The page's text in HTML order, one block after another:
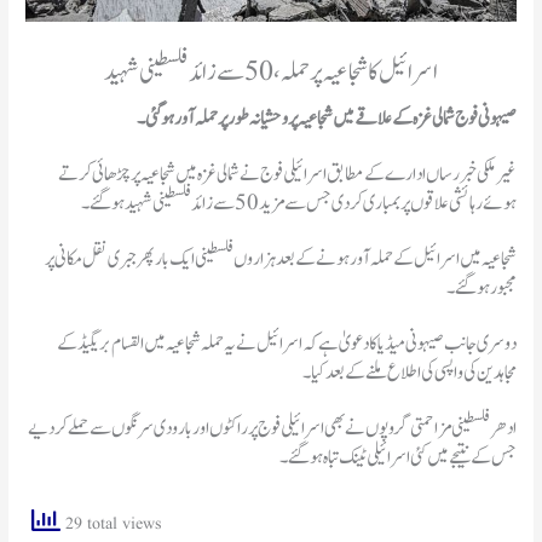
اسرائیل کا شجاعیہ پر حملہ، 50 سے زائد فلسطینی شہید
صیہونی فوج شمالی غزہ کے علاقے میں شجاعیہ پر وحشیانہ طور پر حملہ آور ہوگئی ۔
غیر ملکی خبر رساں ادارے کے مطابق اسرائیلی فوج نے شمالی غزہ میں شجاعیہ پر چڑھائی کرتے
ہوئے رہائشی علاقوں پر بمباری کردی جس سے مزید 50 سے زائد فلسطینی شہید ہوگئے۔
شجاعیہ میں اسرائیل کے حملہ آور ہونے کے بعد ہزاروں فلسطینی ایک بار پھر جبری نقل مکانی پر
مجبور ہوگئے۔
دوسری جانب صیہونی میڈیا کا دعویٰ ہے کہ اسرائیل نے یہ حملہ شجاعیہ میں القسام بریگیڈ کے
مجاہدین کی واپسی کی اطلاع ملنے کے بعد کیا۔
ادھر فلسطینی مزاحمتی گروپوں نے بھی اسرائیلی فوج پر راکٹوں اور بارودی سرنگوں سے حملے کردیے
جس کے نتیجے میں کئی اسرائیلی ٹینک تباہ ہوگئے۔
29 total views